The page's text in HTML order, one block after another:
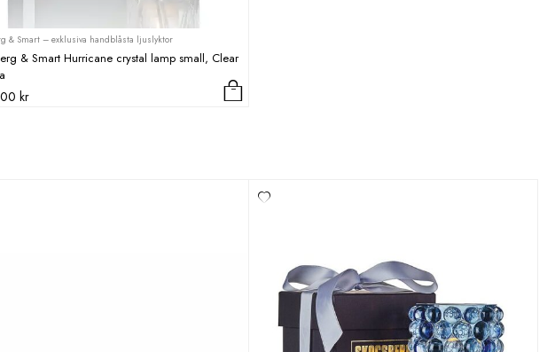
& Smart – exklusiva handblåsta ljuslyktor
& Smart Hurricane crystal lamp small, Clear
kr